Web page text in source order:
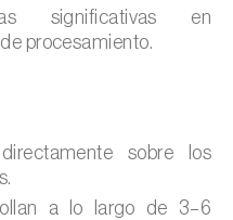
(
Pseudaulacaspis
significativas en
procesamiento.
sobre los
a lo largo de 3–6